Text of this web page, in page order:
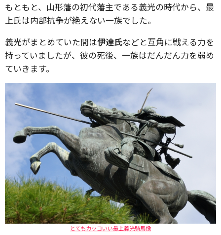
もともと、山形藩の初代藩主である義光の時代から、最
上氏は内部抗争が絶えない一族でした。
義光がまとめていた間は伊達氏などと互角に戦える力を
持っていましたが、彼の死後、一族はだんだん力を弱め
ていきます。
とてもカッコいい最上義光騎馬像